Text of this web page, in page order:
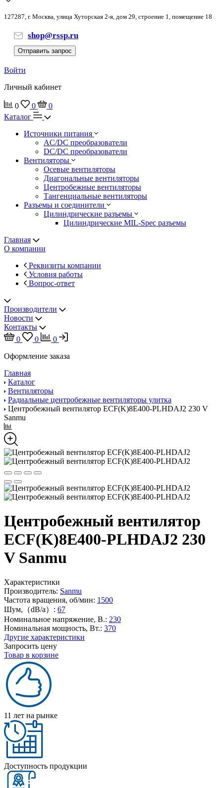
127287, г. Москва, улица Хуторская 2-я, дом 29, строение 1, помещение 18
shop@rssp.ru
Отправить запрос
Войти
Личный кабинет
0 0
0
Каталог
Источники питания
AC/DC преобразователи
DC/DC преобразователи
Вентиляторы
Осевые вентиляторы
Диагональные вентиляторы
Центробежные вентиляторы
Тангенциальные вентиляторы
Разъемы и соединители
Цилиндрические разъемы
Цилиндрические MIL-Spec разъемы
Главная
О компании
Реквизиты компании
Условия работы
Вопрос-ответ
Производители
Новости
Контакты
0
0
0
Оформление заказа
Главная
Каталог
Вентиляторы
Радиальные центробежные вентиляторы улитка
Центробежный вентилятор ECF(K)8E400-PLHDAJ2 230 V
Sanmu
Центробежный вентилятор
ECF(K)8E400-PLHDAJ2 230
V Sanmu
Характеристики
Производитель: Sanmu
Частота вращения, об/мин: 1500
Шум,（dB/a）: 67
Номинальное напряжение, В.: 230
Номинальная мощность, Вт.: 370
Другие характеристики
Запросить цену
Товар в корзине
11 лет на рынке
Доступность продукции